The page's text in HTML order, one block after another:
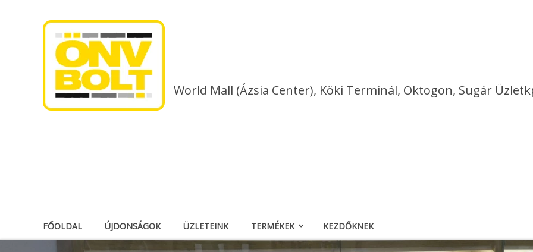
World Mall (Ázsia Center), Köki Terminál, Oktogon, Sugár
FŐOLDAL ÚJDONSÁGOK ÜZLETEINK TERMÉKEK KEZDŐKNEK